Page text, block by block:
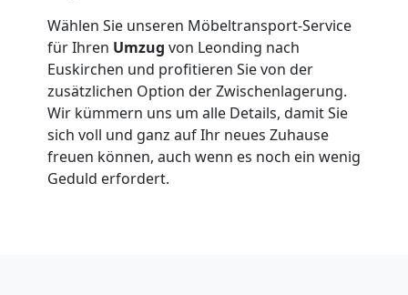
Wählen Sie unseren Möbeltransport-Service
für Ihren Umzug von Leonding nach
Euskirchen und profitieren Sie von der
zusätzlichen Option der Zwischenlagerung.
Wir kümmern uns um alle Details, damit Sie
sich voll und ganz auf Ihr neues Zuhause
freuen können, auch wenn es noch ein wenig
Geduld erfordert.